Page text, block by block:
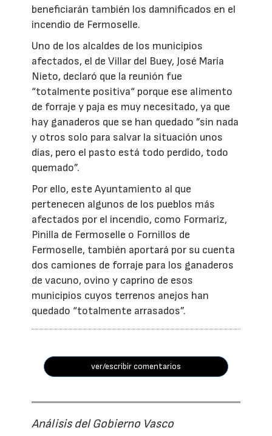
beneficiarán también los damnificados en el
incendio de Fermoselle.
Uno de los alcaldes de los municipios
afectados, el de Villar del Buey, José María
Nieto, declaró que la reunión fue
“totalmente positiva“ porque ese alimento
de forraje y paja es muy necesitado, ya que
hay ganaderos que se han quedado ”sin nada
y otros solo para salvar la situación unos
días, pero el pasto está todo perdido, todo
quemado”.
Por ello, este Ayuntamiento al que
pertenecen algunos de los pueblos más
afectados por el incendio, como Formariz,
Pinilla de Fermoselle o Fornillos de
Fermoselle, también aportará por su cuenta
dos camiones de forraje para los ganaderos
de vacuno, ovino y caprino de esos
municipios cuyos terrenos anejos han
quedado “totalmente arrasados”.
ver/escribir comentarios
Análisis del Gobierno Vasco